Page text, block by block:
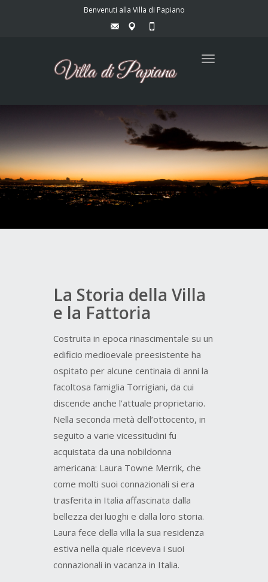
Benvenuti alla Villa di Papiano
Toggle
La Storia della Villa
e la Fattoria
Costruita in epoca rinascimentale su un
edificio medioevale preesistente ha
ospitato per alcune centinaia di anni la
facoltosa famiglia Torrigiani, da cui
discende anche l’attuale proprietario.
Nella seconda metà dell’ottocento, in
seguito a varie vicessitudini fu
acquistata da una nobildonna
americana: Laura Towne Merrik, che
come molti suoi connazionali si era
trasferita in Italia affascinata dalla
bellezza dei luoghi e dalla loro storia.
Laura fece della villa la sua residenza
estiva nella quale riceveva i suoi
connazionali in vacanza in Italia.